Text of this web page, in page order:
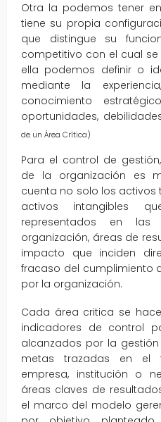
Otra la podemos tener
tiene su propia
que distingue su
competitivo con el cual
ella podemos definir o
mediante la
conocimiento
oportunidades,
de un Área Crítica)
Para el control de
de la organización es
cuenta no solo los activos
activos intangibles
representados en
organización, áreas de
impacto que inciden
fracaso del cumplimiento
por la organización.
Cada área critica se
indicadores de control
alcanzados por la
metas trazadas en el
empresa, institución o
áreas claves de
el marco del modelo